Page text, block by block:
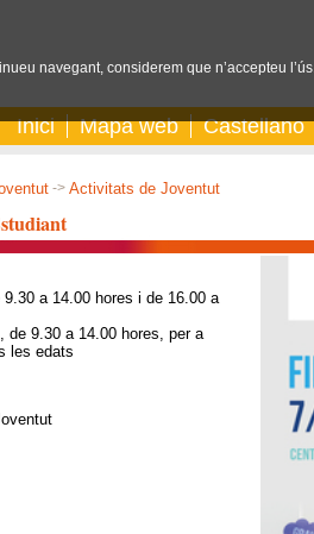
Inici Mapa web Castellano
-> Activitats de Joventut
9.30 a 14.00 hores i de 16.00 a
de 9.30 a 14.00 hores, per a
les edats
navegant, considerem que n’accepteu l’ús.